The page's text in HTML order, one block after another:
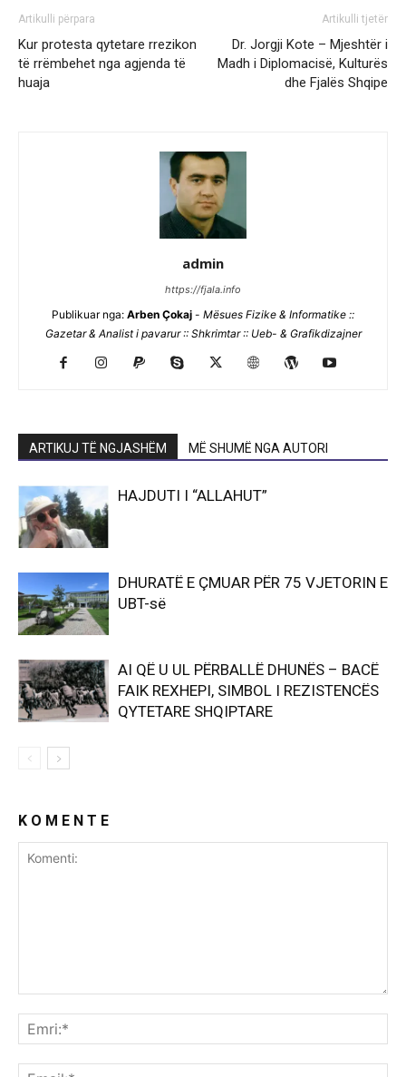
Artikulli përpara
Kur protesta qytetare rrezikon
të rrëmbehet nga agjenda të
huaja
Artikulli tjetër
Dr. Jorgji Kote – Mjeshtër i
Madh i Diplomacisë, Kulturës
dhe Fjalës Shqipe
admin
https://fjala.info
Publikuar nga: Arben Çokaj - Mësues Fizike & Informatike ::
Gazetar & Analist i pavarur :: Shkrimtar :: Ueb- & Grafikdizajner
ARTIKUJ TË NGJASHËM MË SHUMË NGA AUTORI
HAJDUTI I “ALLAHUT”
DHURATË E ÇMUAR PËR 75 VJETORIN E
UBT-së
AI QË U UL PËRBALLË DHUNËS – BACË
FAIK REXHEPI, SIMBOL I REZISTENCËS
QYTETARE SHQIPTARE
K O M E N T E